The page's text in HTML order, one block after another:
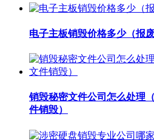
电子主板销毁价格多少（报
销毁秘密文件公司怎么处理
件销毁）